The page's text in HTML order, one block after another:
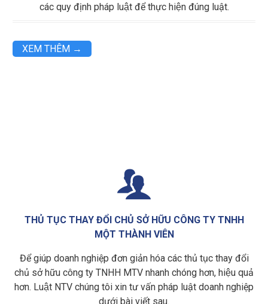
các quy định pháp luật để thực hiện đúng luật.
XEM THÊM →

THỦ TỤC THAY ĐỔI CHỦ SỞ HỮU CÔNG TY TNHH
MỘT THÀNH VIÊN
Để giúp doanh nghiệp đơn giản hóa các thủ tục thay đổi
chủ sở hữu công ty TNHH MTV nhanh chóng hơn, hiệu quả
hơn. Luật NTV chúng tôi xin tư vấn pháp luật doanh nghiệp
dưới bài viết sau.